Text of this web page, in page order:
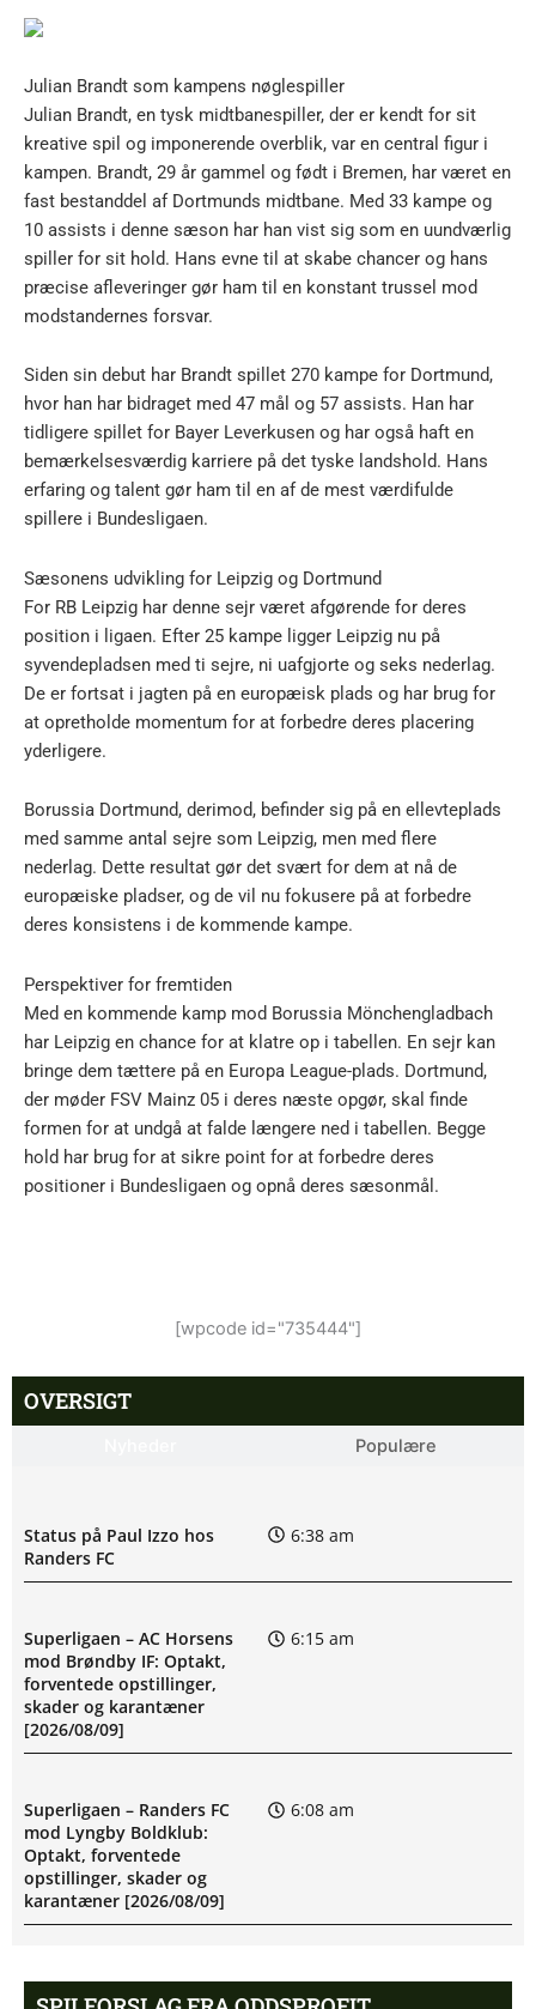
Julian Brandt som kampens nøglespiller
Julian Brandt, en tysk midtbanespiller, der er kendt for sit
kreative spil og imponerende overblik, var en central figur i
kampen. Brandt, 29 år gammel og født i Bremen, har været en
fast bestanddel af Dortmunds midtbane. Med 33 kampe og
10 assists i denne sæson har han vist sig som en uundværlig
spiller for sit hold. Hans evne til at skabe chancer og hans
præcise afleveringer gør ham til en konstant trussel mod
modstandernes forsvar.
Siden sin debut har Brandt spillet 270 kampe for Dortmund,
hvor han har bidraget med 47 mål og 57 assists. Han har
tidligere spillet for Bayer Leverkusen og har også haft en
bemærkelsesværdig karriere på det tyske landshold. Hans
erfaring og talent gør ham til en af de mest værdifulde
spillere i Bundesligaen.
Sæsonens udvikling for Leipzig og Dortmund
For RB Leipzig har denne sejr været afgørende for deres
position i ligaen. Efter 25 kampe ligger Leipzig nu på
syvendepladsen med ti sejre, ni uafgjorte og seks nederlag.
De er fortsat i jagten på en europæisk plads og har brug for
at opretholde momentum for at forbedre deres placering
yderligere.
Borussia Dortmund, derimod, befinder sig på en ellevteplads
med samme antal sejre som Leipzig, men med flere
nederlag. Dette resultat gør det svært for dem at nå de
europæiske pladser, og de vil nu fokusere på at forbedre
deres konsistens i de kommende kampe.
Perspektiver for fremtiden
Med en kommende kamp mod Borussia Mönchengladbach
har Leipzig en chance for at klatre op i tabellen. En sejr kan
bringe dem tættere på en Europa League-plads. Dortmund,
der møder FSV Mainz 05 i deres næste opgør, skal finde
formen for at undgå at falde længere ned i tabellen. Begge
hold har brug for at sikre point for at forbedre deres
positioner i Bundesligaen og opnå deres sæsonmål.
[wpcode id="735444"]
OVERSIGT
Populære
Status på Paul Izzo hos
Randers FC
6:38 am
Superligaen – AC Horsens
mod Brøndby IF: Optakt,
forventede opstillinger,
skader og karantæner
[2026/08/09]
6:15 am
Superligaen – Randers FC
mod Lyngby Boldklub:
Optakt, forventede
opstillinger, skader og
karantæner [2026/08/09]
6:08 am
Pontus Anders Rödin misser
5:44 am